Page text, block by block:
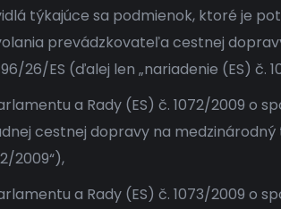
týkajúce sa podmienok, ktoré je
prevádzkovateľa cestnej
26/ES (ďalej len „nariadenie (ES) č.
a Rady (ES) č. 1072/2009 o
cestnej dopravy na
2009“),
a Rady (ES) č. 1073/2009 o